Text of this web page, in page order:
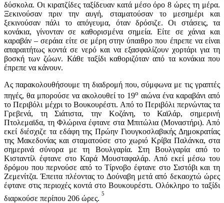
δύσκολα. Οι κιρατζίδες ταξίδευαν κατά μέσο όρο 8 ώρες τη μέρα.
Ξεκινούσαν πριν την αυγή, σταματούσαν τo μεσημέρι και
ξεκινούσαν πάλι το απόγευμα, όταν δρόσιζε. Οι στάσεις, τα
κονάκια, γίνονταν σε καθορισμένα σημεία. Είτε σε χάνια και
καραβάν – σεράια είτε σε μέρη στην ύπαιθρο που έπρεπε να είναι
απαραιτήτως κοντά σε νερό και να εξασφαλίζουν χορτάρι για τη
βοσκή των ζώων. Κάθε ταξίδι καθοριζόταν από τα κονάκια που
έπρεπε να κάνουν.
Ας παρακολουθήσουμε τη διαδρομή που, σύμφωνα με τις γραπτές
πηγές, θα μπορούσε να ακολουθεί το 19ο αιώνα ένα καραβάνι από
το Περιβόλι μέχρι το Βουκουρέστι. Από το Περιβόλι περνώντας τα
Γρεβενά, τη Σιάτιστα, την Κοζάνη, το Καϊλάρ, σημερινή
Πτολεμαϊδα, τη Φλώρινα έφτανε στα Μπιτώλια (Μοναστήρι). Από
εκεί διέσχιζε τα εδάφη της Πρώην Γιουγκοσλαβικής Δημοκρατίας
της Μακεδονίας και σταματούσε στο χωριό Κρίβα Παλάνκα, στα
σημερινά σύνορα με τη Βουλγαρία. Στη Βουλγαρία από το
Κισταντίλ έφτανε στο Καρά Μουσταφαλάρ. Από εκεί μέσω του
δρόμου που περνούσε από το Τίρνοβο έφτανε στο Σιστόβι και τη
Ζεμενίτζα. Έπειτα πλέοντας το Δούναβη μετά από δεκαοχτώ ώρες
έφτανε στις περιοχές κοντά στο Βουκουρέστι. Ολόκληρο το ταξίδι
διαρκούσε περίπου 206 ώρες.
5